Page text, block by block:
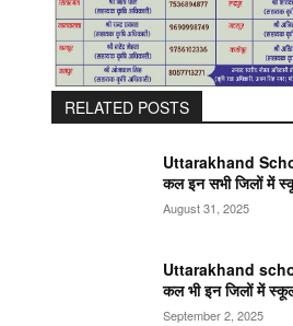
RELATED POSTS
Uttarakhand
कल इन सभी जिलों में
August 31, 2025
Uttarakhand
कल भी इन जिलों में
September 2, 2025